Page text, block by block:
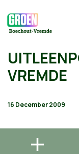
VREMDE
16 December 2009